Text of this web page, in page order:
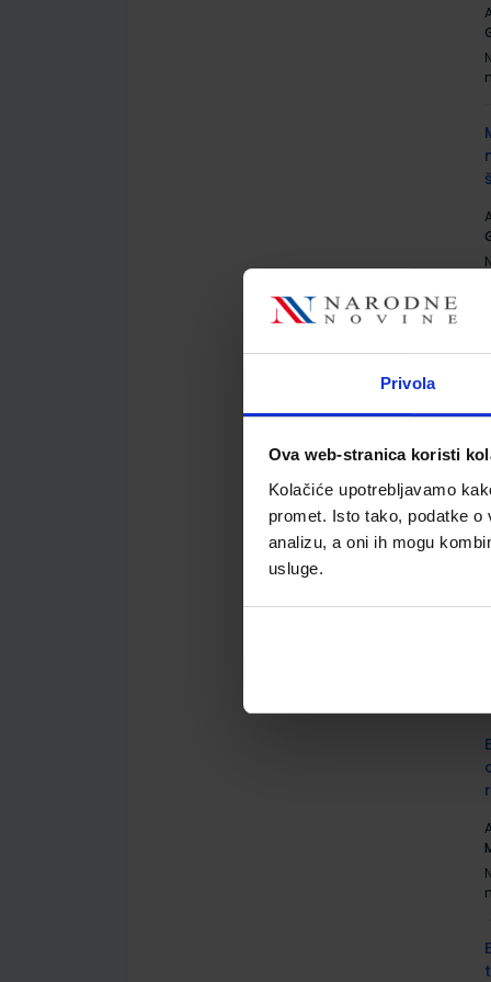
Privola
Ova web-stranica koristi
Kolačiće upotrebljavamo
promet. Isto tako, podatke
analizu, a oni ih mogu
usluge.